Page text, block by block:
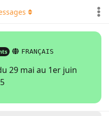
FRANÇAIS
29 mai au 1er juin